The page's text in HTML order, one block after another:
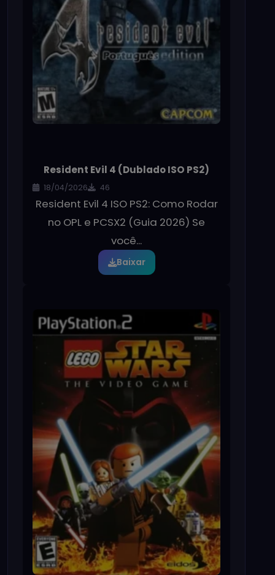
Resident Evil 4 (Dublado ISO PS2)
18/04/2026 46
Resident Evil 4 ISO PS2: Como Rodar
no OPL e PCSX2 (Guia 2026) Se
você...
Baixar